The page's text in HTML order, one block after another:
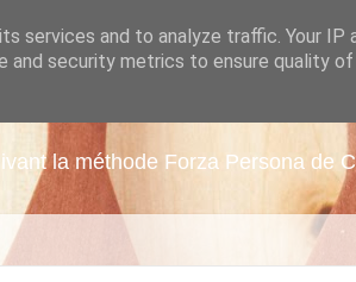
la méthode Forza Persona de
services and to analyze traffic. Your IP
and security metrics to ensure quality